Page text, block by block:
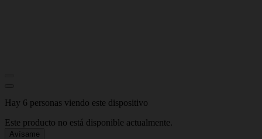
Hay 6 personas viendo este dispositivo
Este producto no está disponible actualmente.
Avísame